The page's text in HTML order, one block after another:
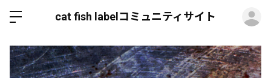
cat fish labelコミュニティサイト